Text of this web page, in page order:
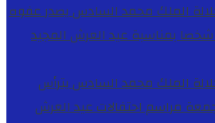
الملك محمد السادس يصدر عفوه
الملك محمد السادس يترأس
مراسم احتفالات عيد العرش